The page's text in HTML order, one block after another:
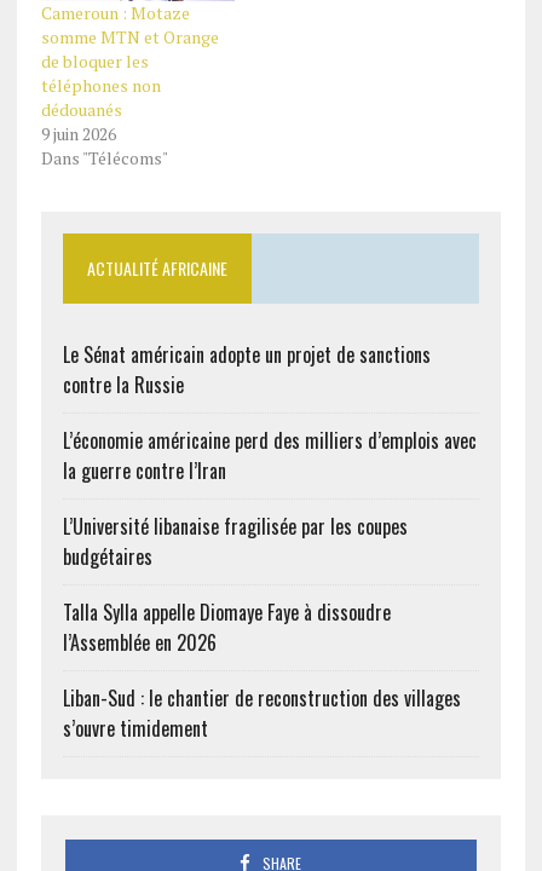
Cameroun : Motaze
somme MTN et Orange
de bloquer les
téléphones non
dédouanés
9 juin 2026
Dans "Télécoms"
ACTUALITÉ AFRICAINE
Le Sénat américain adopte un projet de sanctions
contre la Russie
L’économie américaine perd des milliers d’emplois avec
la guerre contre l’Iran
L’Université libanaise fragilisée par les coupes
budgétaires
Talla Sylla appelle Diomaye Faye à dissoudre
l’Assemblée en 2026
Liban-Sud : le chantier de reconstruction des villages
s’ouvre timidement
SHARE